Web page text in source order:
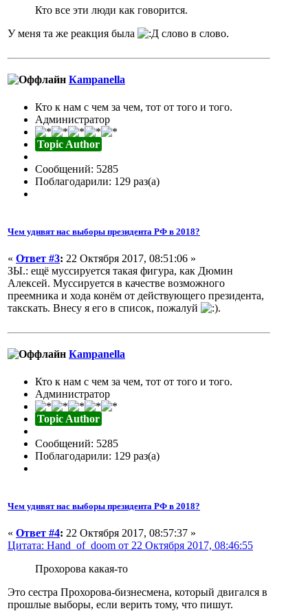
Кто все эти люди как говорится.
У меня та же реакция была
слово в слово.
Кampanella
Кто к нам с чем за чем, тот от того и того.
Администратор
Topic Author
Сообщений: 5285
Поблагодарили: 129 раз(а)
Чем удивят нас выборы президента РФ в 2018?
« Ответ #3: 22 Октября 2017, 08:51:06 »
ЗЫ.: ещё муссируется такая фигура, как Дюмин
Алексей. Муссируется в качестве возможного
преемника и хода конём от действующего президента,
такскать. Внесу я его в список, пожалуй
.
Кampanella
Кто к нам с чем за чем, тот от того и того.
Администратор
Topic Author
Сообщений: 5285
Поблагодарили: 129 раз(а)
Чем удивят нас выборы президента РФ в 2018?
« Ответ #4: 22 Октября 2017, 08:57:37 »
Цитата: Hand_of_doom от 22 Октября 2017, 08:46:55
Прохорова какая-то
Это сестра Прохорова-бизнесмена, который двигался в
прошлые выборы, если верить тому, что пишут.